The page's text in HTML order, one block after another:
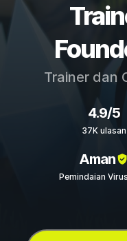
Trainer dan
4.9/5
37K ulasan
Aman
Pemindaian